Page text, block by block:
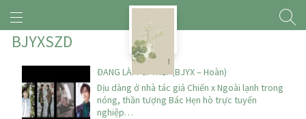
BJYXSZD
ĐANG LÀM GÌ THẾ? (BJYX – Hoàn)
Dịu dàng ở nhà tác giả Chiến x Ngoài lạnh trong
nóng, thần tượng Bác Hẹn hò trực tuyến
nghiệp…